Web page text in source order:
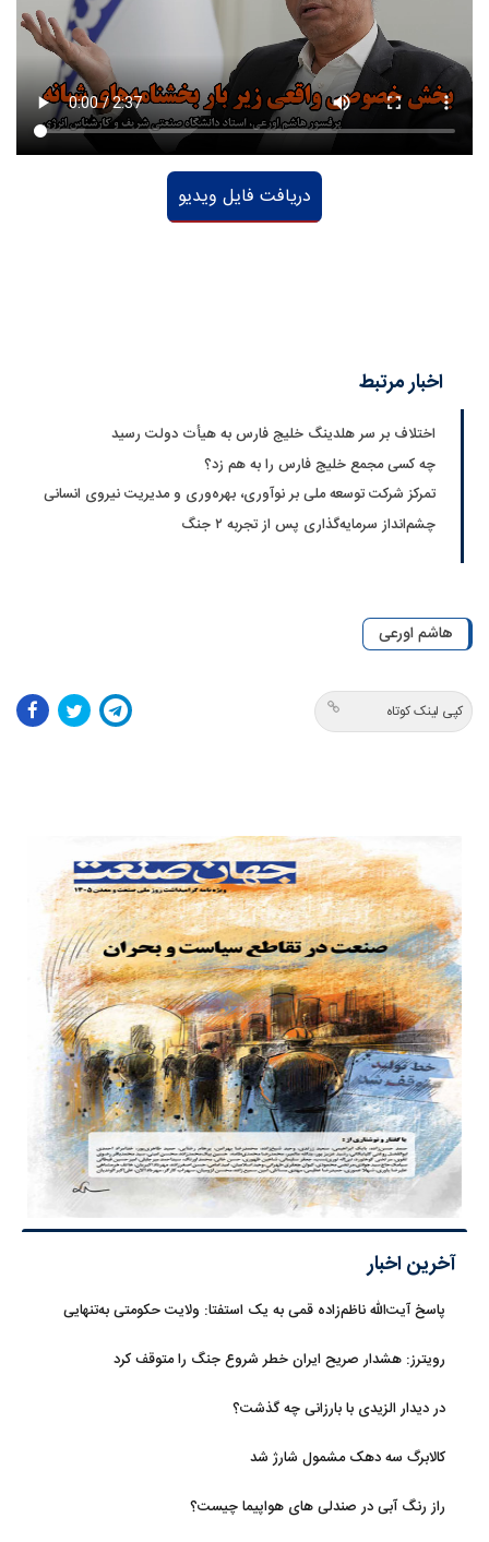
دريافت فایل ویدیو
اخبار مرتبط
اختلاف بر سر هلدینگ خلیج فارس به هیأت دولت رسید
چه کسی مجمع خلیج فارس را به هم زد؟
تمرکز شرکت توسعه ملی بر نوآوری، بهره‌وری و مدیریت نیروی انسانی
چشم‌انداز سرمایه‌گذاری پس از تجربه ۲ جنگ
هاشم اورعی
کپی لینک کوتاه
آخرین اخبار
پاسخ آیت‌الله ناظم‌زاده قمی به یک استفتا: ولایت حکومتی به‌تنهایی
رویترز: هشدار صریح ایران خطر شروع جنگ را متوقف کرد
در دیدار الزیدی با بارزانی چه گذشت؟
کالابرگ سه دهک مشمول شارژ شد
راز رنگ آبی در صندلی های هواپیما چیست؟